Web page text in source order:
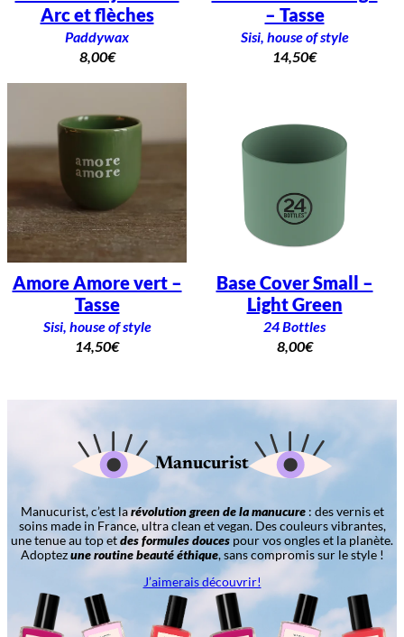
Arc et flèches
Paddywax
8,00€
– Tasse
Sisi, house of style
14,50€
Amore Amore vert –
Tasse
Sisi, house of style
14,50€
Base Cover Small –
Light Green
24 Bottles
8,00€
Manucurist
Manucurist, c’est larévolution green de la manucure: des vernis et
soins made in France, ultra clean et vegan. Des couleurs vibrantes,
une tenue au top etdes formules douces pour vos ongles et la planète.
Adoptezune routine beauté éthique, sans compromis sur le style !
J’aimerais découvrir!